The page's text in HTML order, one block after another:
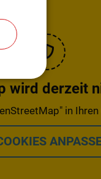
wird derzeit
in